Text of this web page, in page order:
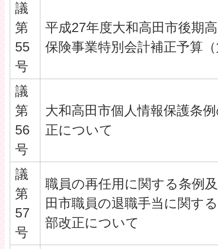
議
第
55
号
平成27年度大和高田市後期
保険事業特別会計補正予算
議
第
56
号
大和高田市個人情報保護条
正について
議
第
57
号
職員の再任用に関する条例
田市職員の退職手当に関す
部改正について